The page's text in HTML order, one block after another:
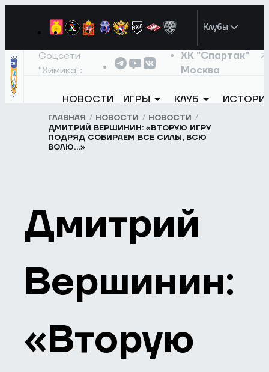
Клубы
Соцсети
"Химика":
ХК "Спартак"
Москва
НОВОСТИ ИГРЫ КЛУБ
ГЛАВНАЯ НОВОСТИ
НОВОСТИ
ДМИТРИЙ ВЕРШИНИН: «ВТОРУЮ ИГРУ
ПОДРЯД СОБИРАЕМ ВСЕ СИЛЫ, ВСЮ
ВОЛЮ…»
Дмитрий
Вершинин:
«Вторую